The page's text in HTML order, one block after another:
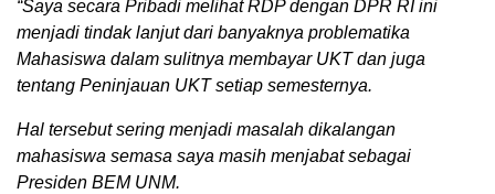
“Saya secara Pribadi melihat RDP dengan DPR RI ini
menjadi tindak lanjut dari banyaknya problematika
Mahasiswa dalam sulitnya membayar UKT dan juga
tentang Peninjauan UKT setiap semesternya.
Hal tersebut sering menjadi masalah dikalangan
mahasiswa semasa saya masih menjabat sebagai
Presiden BEM UNM.